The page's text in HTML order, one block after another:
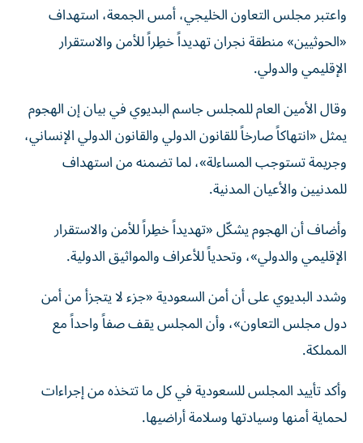
واعتبر مجلس التعاون الخليجي، أمس الجمعة، استهداف
«الحوثيين» منطقة نجران تهديداً خطِراً للأمن والاستقرار
الإقليمي والدولي.
وقال الأمين العام للمجلس جاسم البديوي في بيان إن الهجوم
يمثل «انتهاكاً صارخاً للقانون الدولي والقانون الدولي الإنساني،
وجريمة تستوجب المساءلة»، لما تضمنه من استهداف
للمدنيين والأعيان المدنية.
وأضاف أن الهجوم يشكّل «تهديداً خطِراً للأمن والاستقرار
الإقليمي والدولي»، وتحدياً للأعراف والمواثيق الدولية.
وشدد البديوي على أن أمن السعودية «جزء لا يتجزأ من أمن
دول مجلس التعاون»، وأن المجلس يقف صفاً واحداً مع
المملكة.
وأكد تأييد المجلس للسعودية في كل ما تتخذه من إجراءات
لحماية أمنها وسيادتها وسلامة أراضيها.